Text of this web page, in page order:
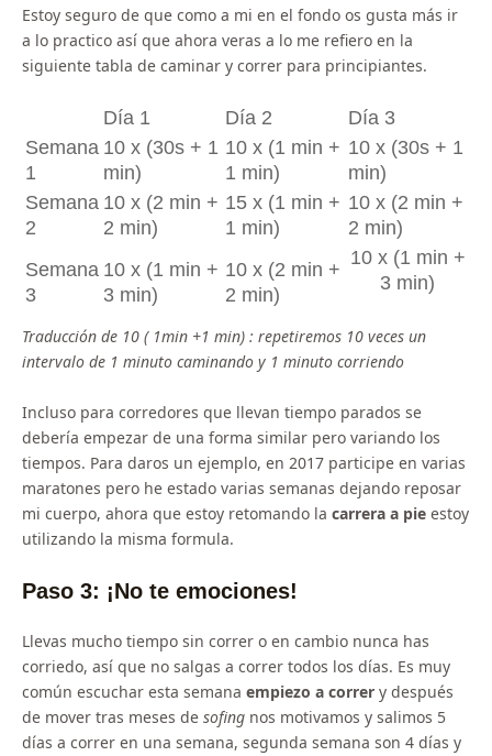
Estoy seguro de que como a mi en el fondo os gusta más ir
a lo practico así que ahora veras a lo me refiero en la
siguiente tabla de caminar y correr para principiantes.
Día 1 Día 2
Día 3
Semana
1
10 x (30s + 1
min)
10 x (1 min +
1 min)
10 x (30s + 1
min)
Semana
2
10 x (2 min +
2 min)
15 x (1 min +
1 min)
10 x (2 min +
2 min)
Semana
3
10 x (1 min +
3 min)
10 x (2 min +
2 min)
10 x (1 min +
3 min)
Traducción de 10 ( 1min +1 min) : repetiremos 10 veces un
intervalo de 1 minuto caminando y 1 minuto corriendo
Incluso para corredores que llevan tiempo parados se
debería empezar de una forma similar pero variando los
tiempos. Para daros un ejemplo, en 2017 participe en varias
maratones pero he estado varias semanas dejando reposar
mi cuerpo, ahora que estoy retomando la carrera a pie estoy
utilizando la misma formula.
Paso 3: ¡No te emociones!
Llevas mucho tiempo sin correr o en cambio nunca has
corriedo, así que no salgas a correr todos los días. Es muy
común escuchar esta semana empiezo a correr y después
de mover tras meses de sofing nos motivamos y salimos 5
días a correr en una semana, segunda semana son 4 días y